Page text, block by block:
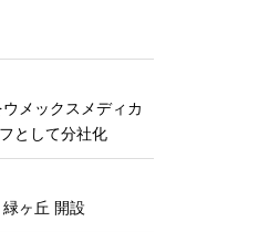
メックスメディカ
として分社化
ヶ丘 開設